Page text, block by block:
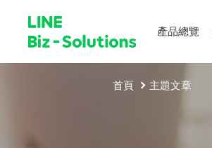
產品總覽
首頁 主題文章